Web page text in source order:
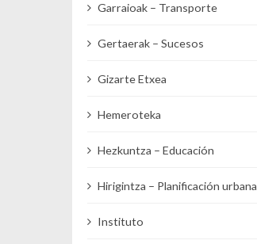
Garraioak – Transporte
Gertaerak – Sucesos
Gizarte Etxea
Hemeroteka
Hezkuntza – Educación
Hirigintza – Planificación urbana
Instituto